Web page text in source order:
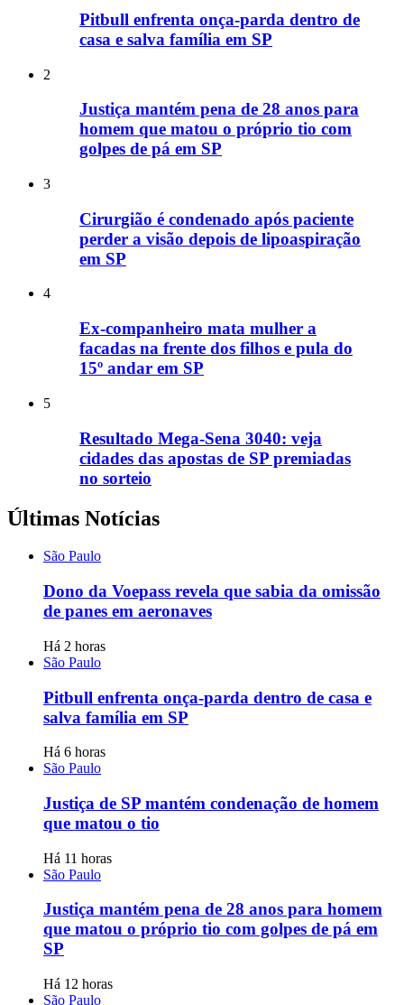
Pitbull enfrenta onça-parda dentro de
casa e salva família em SP
2
Justiça mantém pena de 28 anos para
homem que matou o próprio tio com
golpes de pá em SP
3
Cirurgião é condenado após paciente
perder a visão depois de lipoaspiração
em SP
4
Ex-companheiro mata mulher a
facadas na frente dos filhos e pula do
15º andar em SP
5
Resultado Mega-Sena 3040: veja
cidades das apostas de SP premiadas
no sorteio
Últimas Notícias
São Paulo
Dono da Voepass revela que sabia da omissão
de panes em aeronaves
Há 2 horas
São Paulo
Pitbull enfrenta onça-parda dentro de casa e
salva família em SP
Há 6 horas
São Paulo
Justiça de SP mantém condenação de homem
que matou o tio
Há 11 horas
São Paulo
Justiça mantém pena de 28 anos para homem
que matou o próprio tio com golpes de pá em
SP
Há 12 horas
São Paulo